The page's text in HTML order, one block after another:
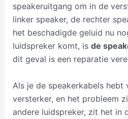
speakeruitgang om in de
linker speaker, de rechter
het beschadigde geluid nu
luidspreker komt, is de
dit geval is een reparatie
Als je de speakerkabels hebt
versterker, en het probleem
andere luidspreker, zit het in